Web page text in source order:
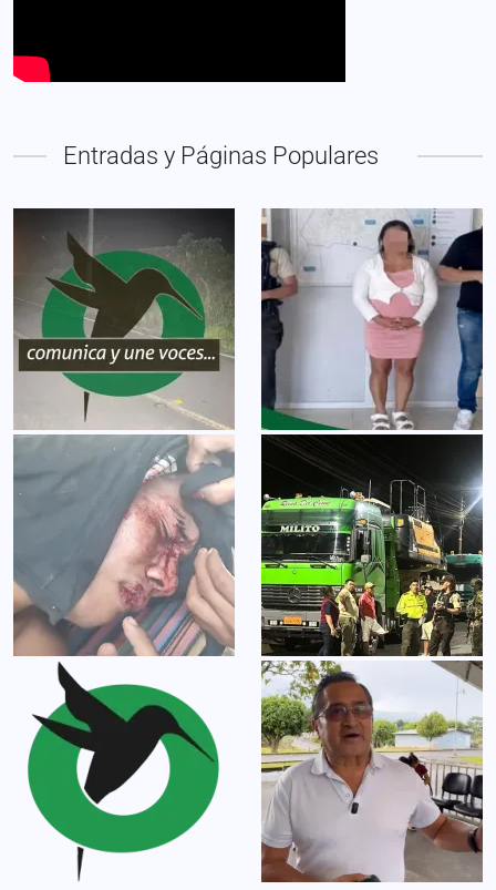
Entradas y Páginas Populares